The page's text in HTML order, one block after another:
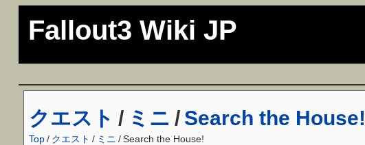
Fallout3 Wiki JP
クエスト / ミニ / Search the House!
Top/ クエスト / ミニ / Search the House!